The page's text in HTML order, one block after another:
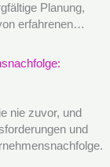
Planung,
erfahrenen…
nie zuvor, und
und